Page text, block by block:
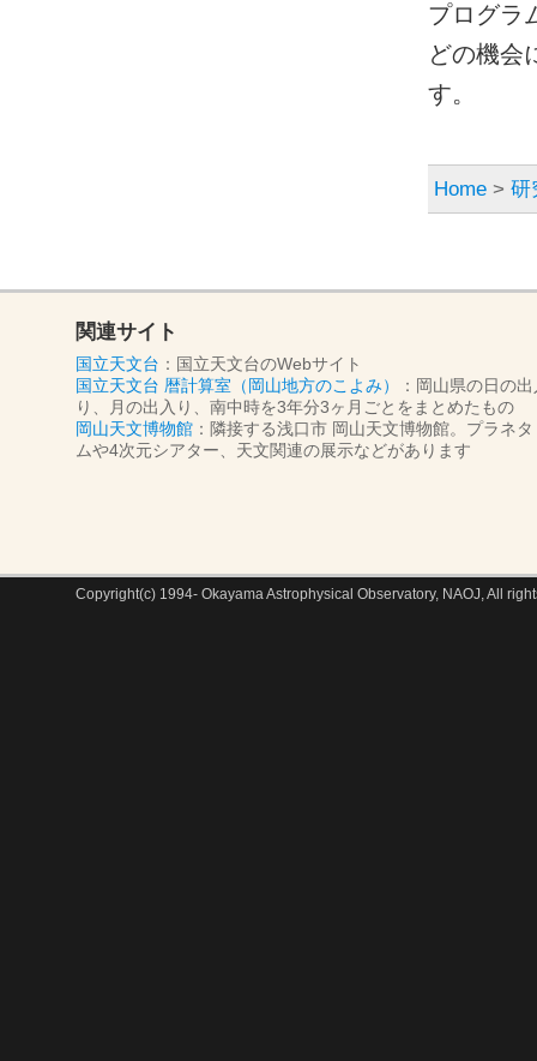
プログラ
どの機会
す。
Home > 研
関連サイト
国立天文台 ：国立天文台のWebサイト
国立天文台 暦計算室（岡山地方のこよみ）
：岡山県の日の
り、月の出入り、南中時を3年分3ヶ月ごとをまとめたもの
岡山天文博物館 ：隣接する浅口市 岡山天文博物館。プラネタ
ムや4次元シアター、天文関連の展示などがあります
Copyright(c) 1994- Okayama Astrophysical Observatory, NAOJ, All